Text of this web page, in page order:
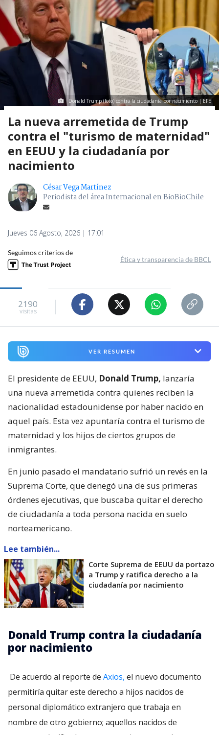
Donald Trump (foto) contra la ciudadanía por nacimiento | EFE
La nueva arremetida de Trump
contra el "turismo de maternidad"
en EEUU y la ciudadanía por
nacimiento
César Vega Martínez
Periodista del área Internacional en BioBioChile
Jueves 06 Agosto, 2026 | 17:01
Seguimos criterios de
Ética y transparencia de BBCL
2190
visitas
VER RESUMEN
El presidente de EEUU, Donald Trump, lanzaría
una nueva arremetida contra quienes reciben la
nacionalidad estadounidense por haber nacido en
aquel país. Esta vez apuntaría contra el turismo de
maternidad y los hijos de ciertos grupos de
inmigrantes.
En junio pasado el mandatario sufrió un revés en la
Suprema Corte, que denegó una de sus primeras
órdenes ejecutivas, que buscaba quitar el derecho
de ciudadanía a toda persona nacida en suelo
norteamericano.
Lee también...
Corte Suprema de EEUU da portazo
a Trump y ratifica derecho a la
ciudadanía por nacimiento
Donald Trump contra la ciudadanía
por nacimiento
De acuerdo al reporte de Axios, el nuevo documento
permitiría quitar este derecho a hijos nacidos de
personal diplomático extranjero que trabaja en
nombre de otro gobierno; aquellos nacidos de